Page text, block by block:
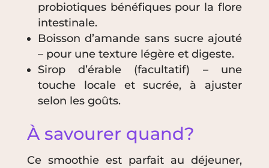
probiotiques bénéfiques pour la flore
intestinale.
Boisson d’amande sans sucre ajouté
– pour une texture légère et digeste.
Sirop d’érable (facultatif) – une
touche locale et sucrée, à ajuster
selon les goûts.
À savourer quand?
Ce smoothie est parfait au déjeuner,